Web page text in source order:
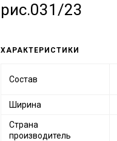
рис.031/23
ХАРАКТЕРИСТИКИ
Состав
Ширина
Страна
производитель